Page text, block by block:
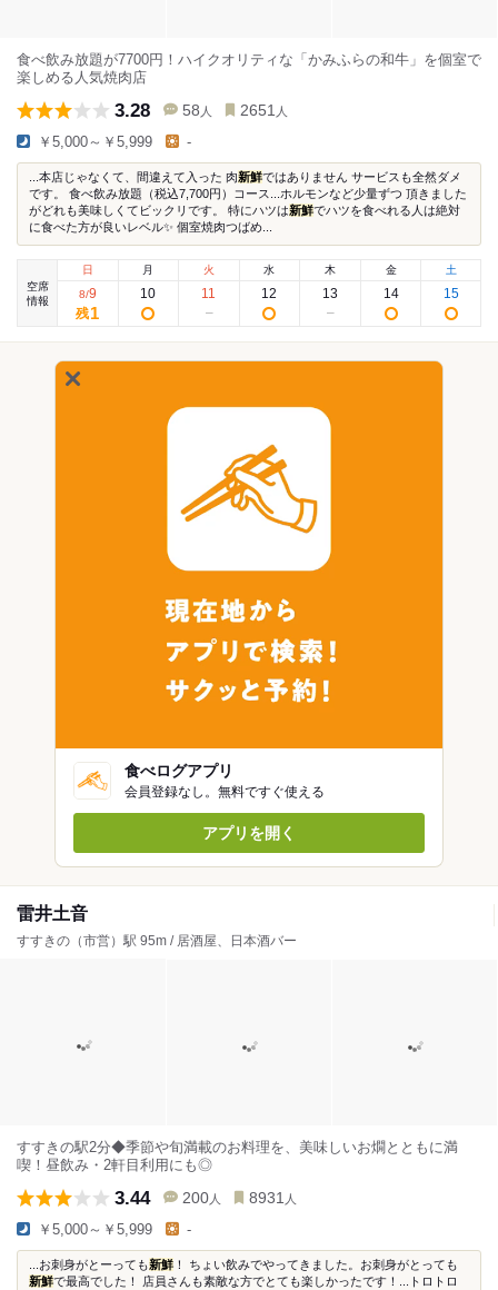
食べ飲み放題が7700円！ハイクオリティな「かみふらの和牛」を個室で
楽しめる人気焼肉店
3.28 58 人 2651 人
￥5,000～￥5,999 -
...本店じゃなくて、間違えて入った 肉新鮮ではありません サービスも全然ダメ
です。 食べ飲み放題（税込7,700円）コース...ホルモンなど少量ずつ 頂きました
がどれも美味しくてビックリです。 特にハツは新鮮でハツを食べれる人は絶対
に食べた方が良いレベル✨ 個室焼肉つばめ...
空席
情報
日
8/9
残1
月
10
火
11
水
12
木
13
金
14
土
15
食べログアプリ
会員登録なし。無料ですぐ使える
アプリを開く
雷井土音
すすきの（市営）駅 95m / 居酒屋、日本酒バー
すすきの駅2分◆季節や旬満載のお料理を、美味しいお燗とともに満
喫！昼飲み・2軒目利用にも◎
3.44 200 人 8931 人
￥5,000～￥5,999 -
...お刺身がとーっても新鮮 ！ ちょい飲みでやってきました。お刺身がとっても
新鮮で最高でした！ 店員さんも素敵な方でとても楽しかったです！...トロトロ